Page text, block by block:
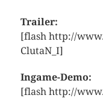
Trailer:
[flash http://
ClutaN_I]
Ingame-Demo:
[flash http://